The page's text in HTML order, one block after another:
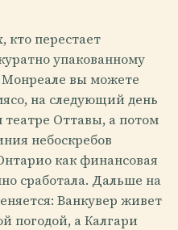
кто перестает
упакованному
вы можете
на следующий день
театре Оттавы, а потом
небоскребов
как финансовая
сработала. Дальше на
Ванкувер живет
погодой, а Калгари